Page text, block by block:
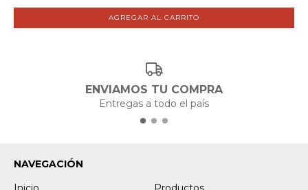
ENVIAMOS TU COMPRA
Entregas a todo el país
NAVEGACIÓN